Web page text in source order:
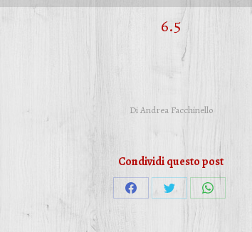
6.5
DiAndrea Facchinello
Condividi questo post
CondividiCondividiCondividi